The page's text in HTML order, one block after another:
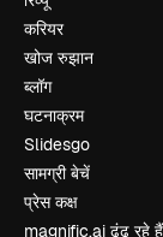
करियर
खोज रुझान
ब्लॉग
घटनाक्रम
Slidesgo
सामग्री बेचें
प्रेस कक्ष
magnific.ai ढूंढ रहे हैं